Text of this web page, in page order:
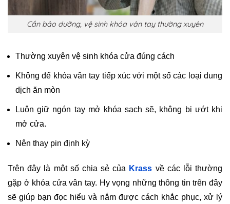
Cần bảo dưỡng, vệ sinh khóa vân tay thường xuyên
Thường xuyên vệ sinh khóa cửa đúng cách
Không để khóa vân tay tiếp xúc với một số các loại dung
dịch ăn mòn
Luôn giữ ngón tay mở khóa sạch sẽ, không bị ướt khi
mở cửa.
Nên thay pin định kỳ
Trên đây là một số chia sẻ của Krass về các lỗi thường
gặp ở khóa cửa vân tay. Hy vọng những thông tin trên đây
sẽ giúp bạn đọc hiểu và nắm được cách khắc phục, xử lý